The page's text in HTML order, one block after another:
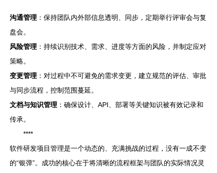
沟通管理 ：保持团队内外部信息透明、同步，定期举行评审会与复
盘会。
风险管理 ：持续识别技术、需求、进度等方面的风险，并制定应对
策略。
变更管理 ：对过程中不可避免的需求变更，建立规范的评估、审批
与同步流程，控制范围蔓延。
文档与知识管理 ：确保设计、API、部署等关键知识被有效记录和
传承。
****
软件研发项目管理是一个动态的、充满挑战的过程，没有一成不变
的“银弹”。成功的核心在于将清晰的流程框架与团队的实际情况灵